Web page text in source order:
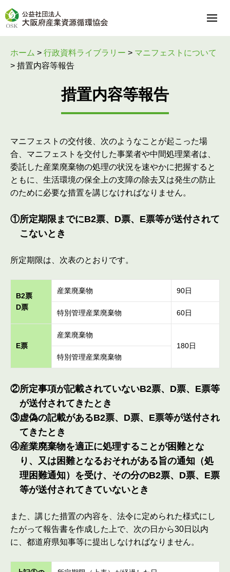
ホーム > 行政資料ライブラリー > マニフェストについて
> 措置内容等報告
措置内容等報告
マニフェストの交付後、次のようなことが起こった場
合、マニフェストを交付した事業者や中間処理業者は、
委託した産業廃棄物の処理の状況を速やかに把握すると
ともに、生活環境の保全上の支障の除去又は発生の防止
のために必要な措置を講じなければなりません。
①所定期限までにB2票、D票、E票等が送付されて
こないとき
所定期限は、次表のとおりです。
B2票
D票
産業廃棄物 90日
特別管理産業廃棄物 60日
E票
産業廃棄物
180日
特別管理産業廃棄物
②所定事項が記載されていないB2票、D票、E票等
が送付されてきたとき
③虚偽の記載があるB2票、D票、E票等が送付され
てきたとき
④産業廃棄物を適正に処理することが困難とな
り、又は困難となるおそれがある旨の通知（処
理困難通知）を受け、その分のB2票、D票、E票
等が送付されてきていないとき
また、講じた措置の内容を、法令に定められた様式にし
たがって報告書を作成した上で、次の日から30日以内
に、都道府県知事等に提出しなければなりません。